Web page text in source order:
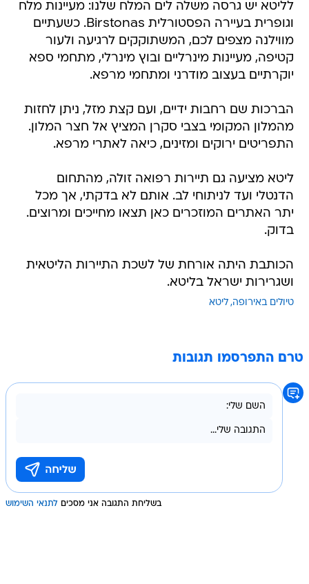
לליטא יש גרסה משלה לים המלח שלנו: מעיינות מלח
וגופרית בעיירה הפסטורלית Birstonas. כשעתיים
מווילנה מצפים לכם, המשתוקקים לרגיעה ולעור
קטיפה, מעיינות מינרליים ובוץ מינרלי, מתחמי ספא
יוקרתיים בעצוב מודרני ומתחמי מרפא.
הברכות שם רחבות ידיים, ועם קצת מזל, ניתן לחזות
מהמלון המקומי בצבי סקרן המציץ אל חצר המלון.
התפריטים ירוקים ומזינים, כיאה לאתרי מרפא.
ליטא מציעה גם תיירות רפואה זולה, מהתחום
הדנטלי ועד לניתוחי לב. אותם לא בדקתי, אך מכל
יתר האתרים המוזכרים כאן תצאו מחייכים ומרוצים.
בדוק.
הכותבת היתה אורחת של לשכת התיירות הליטאית
ושגרירות ישראל בליטא.
טיולים באירופה ליטא
טרם התפרסמו תגובות
בשליחת התגובה אני מסכים לתנאי השימוש